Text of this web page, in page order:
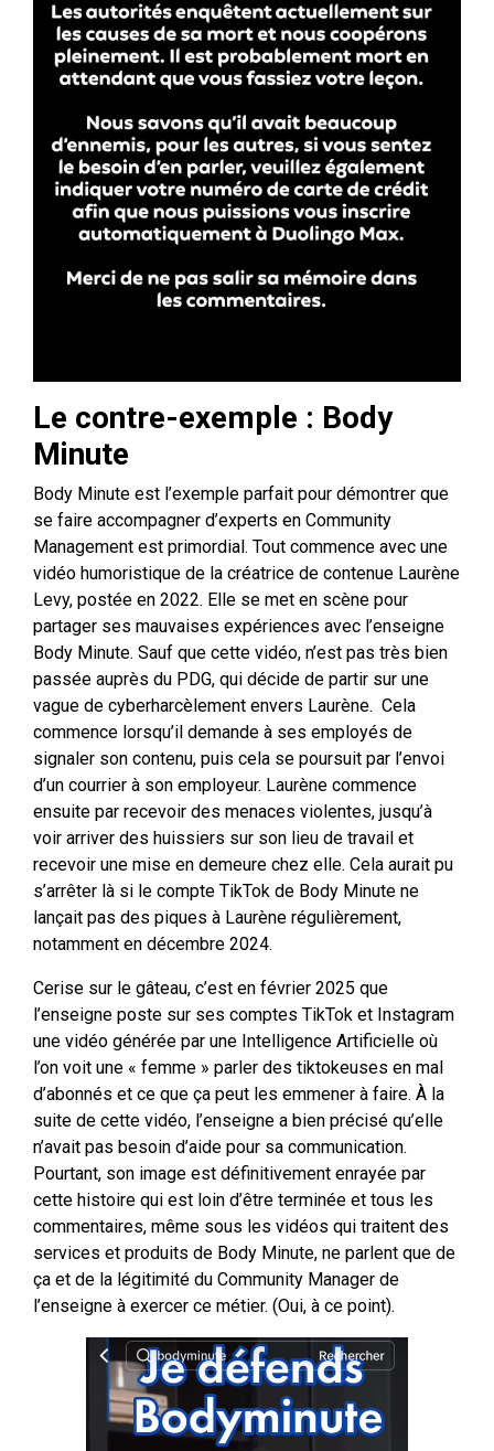
Le contre-exemple : Body
Minute
Body Minute est l’exemple parfait pour démontrer que
se faire accompagner d’experts en Community
Management est primordial. Tout commence avec une
vidéo humoristique de la créatrice de contenue Laurène
Levy, postée en 2022. Elle se met en scène pour
partager ses mauvaises expériences avec l’enseigne
Body Minute. Sauf que cette vidéo, n’est pas très bien
passée auprès du PDG, qui décide de partir sur une
vague de cyberharcèlement envers Laurène. Cela
commence lorsqu’il demande à ses employés de
signaler son contenu, puis cela se poursuit par l’envoi
d’un courrier à son employeur. Laurène commence
ensuite par recevoir des menaces violentes, jusqu’à
voir arriver des huissiers sur son lieu de travail et
recevoir une mise en demeure chez elle. Cela aurait pu
s’arrêter là si le compte TikTok de Body Minute ne
lançait pas des piques à Laurène régulièrement,
notamment en décembre 2024.
Cerise sur le gâteau, c’est en février 2025 que
l’enseigne poste sur ses comptes TikTok et Instagram
une vidéo générée par une Intelligence Artificielle où
l’on voit une « femme » parler des tiktokeuses en mal
d’abonnés et ce que ça peut les emmener à faire. À la
suite de cette vidéo, l’enseigne a bien précisé qu’elle
n’avait pas besoin d’aide pour sa communication.
Pourtant, son image est définitivement enrayée par
cette histoire qui est loin d’être terminée et tous les
commentaires, même sous les vidéos qui traitent des
services et produits de Body Minute, ne parlent que de
ça et de la légitimité du Community Manager de
l’enseigne à exercer ce métier. (Oui, à ce point).